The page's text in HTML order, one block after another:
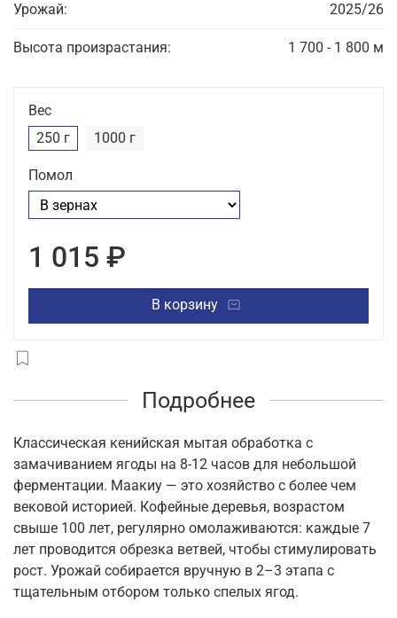
Урожай: 2025/26
Высота произрастания: 1 700 - 1 800 м
Вес
250 г
1000 г
Помол
1 015 ₽
В корзину
Подробнее
Классическая кенийская мытая обработка с
замачиванием ягоды на 8-12 часов для небольшой
ферментации. Маакиу — это хозяйство с более чем
вековой историей. Кофейные деревья, возрастом
свыше 100 лет, регулярно омолаживаются: каждые 7
лет проводится обрезка ветвей, чтобы стимулировать
рост. Урожай собирается вручную в 2–3 этапа с
тщательным отбором только спелых ягод.